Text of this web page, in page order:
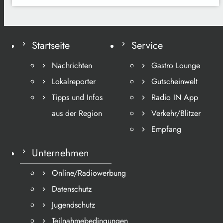
Startseite
Nachrichten
Lokalreporter
Tipps und Infos
aus der Region
Service
Gastro Lounge
Gutscheinwelt
Radio IN App
Verkehr/Blitzer
Empfang
Unternehmen
Online/Radiowerbung
Datenschutz
Jugendschutz